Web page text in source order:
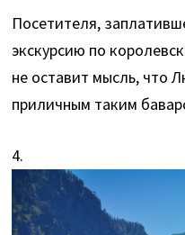
Посетителя,
экскурсию по
не оставит мысль, что
приличным таким
4.